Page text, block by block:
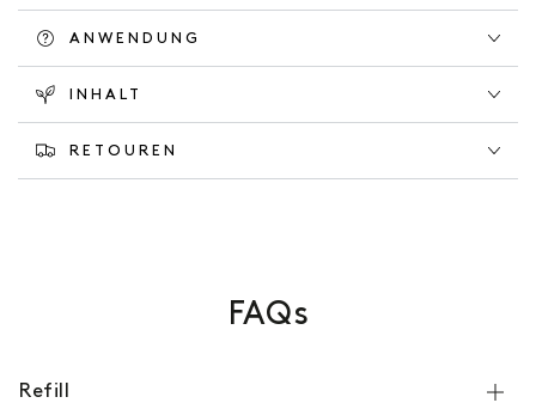
ANWENDUNG
INHALT
RETOUREN
FAQs
Refill